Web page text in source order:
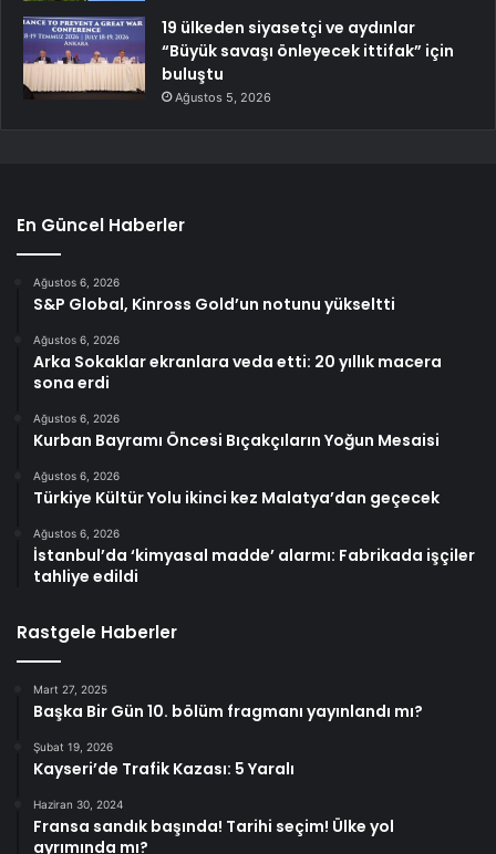
19 ülkeden siyasetçi ve aydınlar
“Büyük savaşı önleyecek ittifak” için
buluştu
Ağustos 5, 2026
En Güncel Haberler
Ağustos 6, 2026
S&P Global, Kinross Gold’un notunu yükseltti
Ağustos 6, 2026
Arka Sokaklar ekranlara veda etti: 20 yıllık macera
sona erdi
Ağustos 6, 2026
Kurban Bayramı Öncesi Bıçakçıların Yoğun Mesaisi
Ağustos 6, 2026
Türkiye Kültür Yolu ikinci kez Malatya’dan geçecek
Ağustos 6, 2026
İstanbul’da ‘kimyasal madde’ alarmı: Fabrikada işçiler
tahliye edildi
Rastgele Haberler
Mart 27, 2025
Başka Bir Gün 10. bölüm fragmanı yayınlandı mı?
Şubat 19, 2026
Kayseri’de Trafik Kazası: 5 Yaralı
Haziran 30, 2024
Fransa sandık başında! Tarihi seçim! Ülke yol
ayrımında mı?